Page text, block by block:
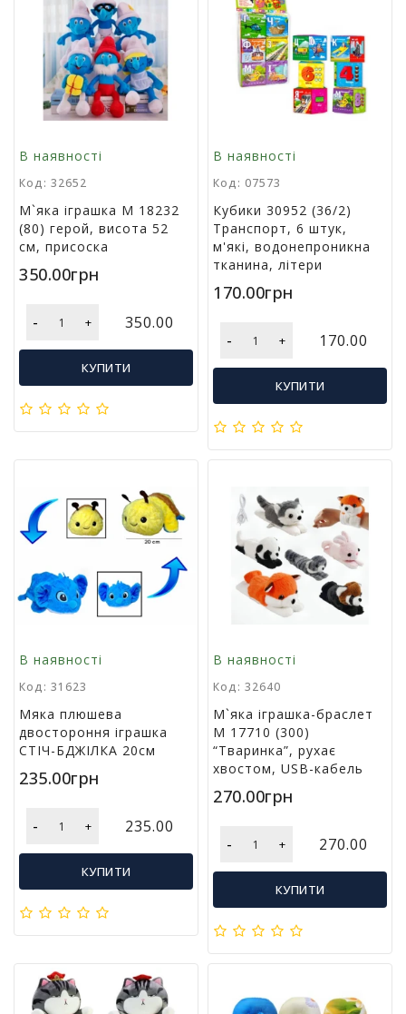
р
д
о
с
в
я
т
Т
в
и
д
ч
к
т
а
т
у
и
Х
р
ч
В наявності
Код: 32652
М`яка іграшка M 18232
(80) герой, висота 52
см, присоска
350.00грн
- + 350.00
КУПИТИ
В наявності
Код: 07573
Кубики 30952 (36/2)
Транспорт, 6 штук,
м'які, водонепроникна
тканина, літери
170.00грн
- + 170.00
КУПИТИ
В наявності
Код: 31623
Мяка плюшева
двостороння іграшка
СТІЧ-БДЖІЛКА 20см
235.00грн
- + 235.00
КУПИТИ
В наявності
Код: 32640
М`яка іграшка-браслет
M 17710 (300)
“Тваринка”, рухає
хвостом, USB-кабель
270.00грн
- + 270.00
КУПИТИ